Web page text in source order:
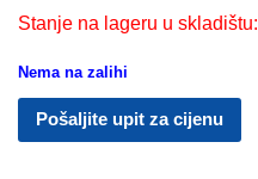
Stanje na lageru u skladištu:
Nema na zalihi
Pošaljite upit za cijenu